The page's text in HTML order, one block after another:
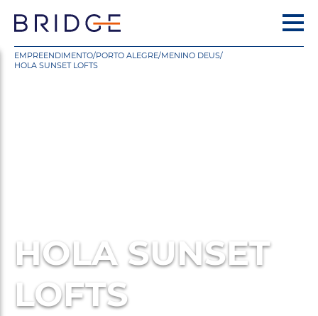
EMPREENDIMENTO/PORTO ALEGRE/MENINO DEUS/
HOLA SUNSET LOFTS
HOLA SUNSET
LOFTS